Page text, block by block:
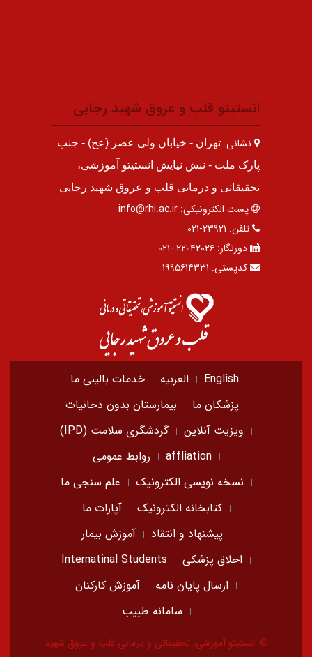
انستیتو قلب و عروق شهید رجایی
نشانی: تهران - خیابان ولی عصر (عج) - جنب
پارک ملت - نبش نیایش انستیتو آموزشی،
تحقیقاتی و درمانی قلب و عروق شهید رجایی
پست الکترونیکی: info@rhi.ac.ir
تلفن: ۲۳۹۲۱-۰۲۱
دورنگار: ۲۲۰۴۲۰۲۶ -۰۲۱
کدپستی: ۱۹۹۵۶۱۴۳۳۱
English العربیه
خدمات بالینی ما
پزشکان ما
بیمارستان بدون دخانیات
ویزیت آنلاین
گردشگری سلامت (IPD)
affliation
روابط عمومی
نسخه نویسی الکترونیک
علم سنجی ما
کتابخانه الکترونیک
آپارات ما
پیشنهاد و انتقاد
آموزش بیمار
اخلاق پزشکی
Internatinal Students
ارسال پایان نامه
آموزش کارکنان
سامانه طبیب
© انستیتو آموزشی، تحقیقاتی و درمانی قلب و عروق شهید